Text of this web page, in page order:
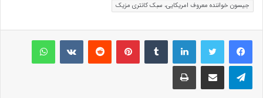
جیسون خواننده معروف امریکایی، سبک کانتری مزیک
لینکداینتامبلر پینتریستReddit
VKontakteواتس آپ
تلگرام اشتراک گذاری با ایمیل چاپ